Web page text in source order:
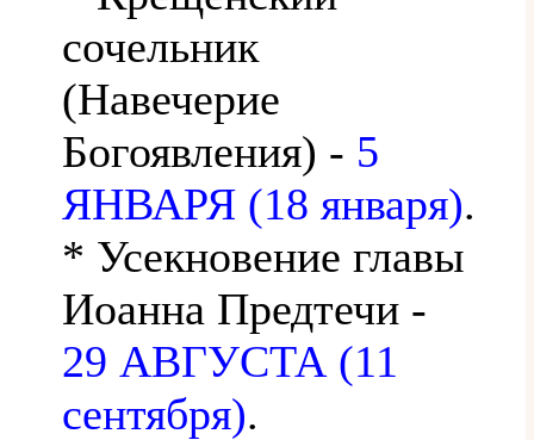
сочельник
(Навечерие
Богоявления) - 5
ЯНВАРЯ (18 января).
* Усекновение главы
Иоанна Предтечи -
29 АВГУСТА (11
сентября).